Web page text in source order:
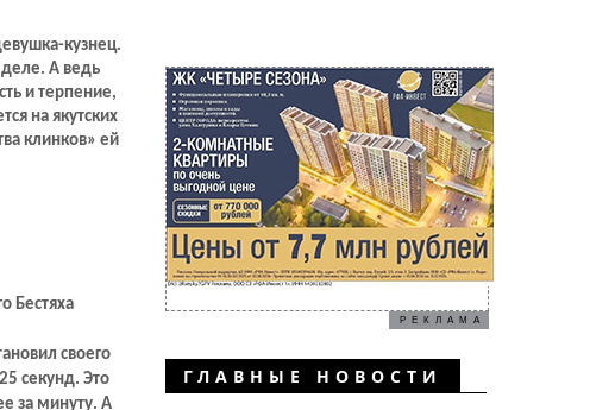
кузнец.
деле. А ведь
и терпение,
на якутских
клинков» ей
Бестяха
своего
секунд. Это
за минуту. А
РЕКЛАМА
ГЛАВНЫЕ НОВОСТИ